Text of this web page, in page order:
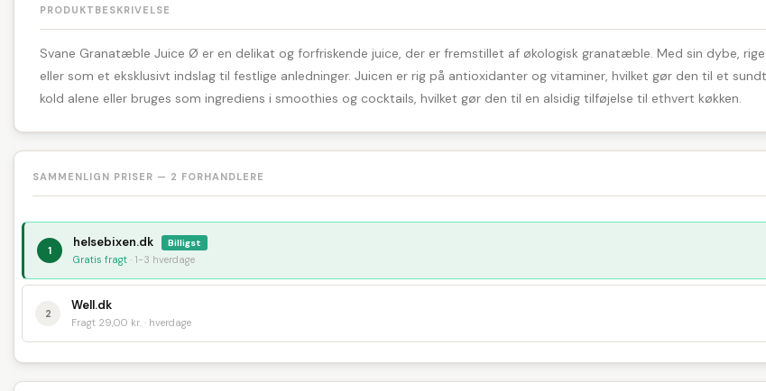
PRODUKTBESKRIVELSE
Svane Granatæble Juice Ø er en delikat og forfriskende juice, der er fremstillet af økologisk granatæble. Med sin dybe,
eller som et eksklusivt indslag til festlige anledninger. Juicen er rig på antioxidanter og vitaminer, hvilket gør den til et
kold alene eller bruges som ingrediens i smoothies og cocktails, hvilket gør den til en alsidig tilføjelse til ethvert køkken.
SAMMENLIGN PRISER — 2 FORHANDLERE
1
helsebixen.dk Billigst
Gratis fragt · 1-3 hverdage
2
Well.dk
Fragt 29,00 kr. · hverdage